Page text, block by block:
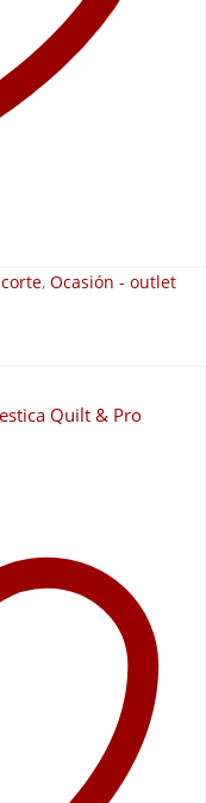
, Ocasión - outlet